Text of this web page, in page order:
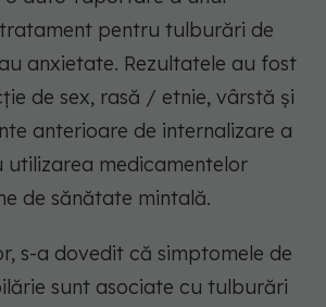
pentru tulburări de
anxietate. Rezultatele au fost
de sex, rasă / etnie, vârstă și
anterioare de internalizare a
medicamentelor
de sănătate mintală.
s-a dovedit că simptomele de
sunt asociate cu tulburări